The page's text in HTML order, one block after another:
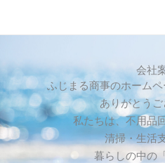
ッ
プ
会社
ふじまる商事のホームペ
ありがとうご
私たちは、不用品
清掃・生活
暮らしの中の